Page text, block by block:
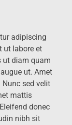
adipiscing
ut labore et
ut diam quam
ut. Amet
sed velit
mattis
donec
nibh sit